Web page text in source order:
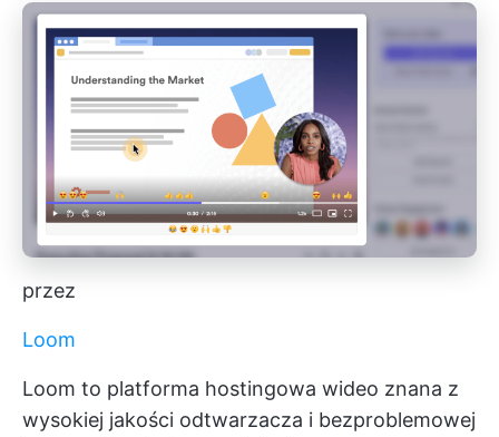
przez
Loom
Loom to platforma hostingowa wideo znana z
wysokiej jakości odtwarzacza i bezproblemowej